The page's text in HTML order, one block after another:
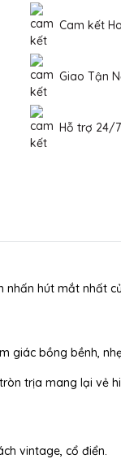
Cam kết
Giao Tận
Hỗ trợ 24/7
hút mắt nhất
giác bồng bềnh,
trịa mang lại vẻ
vintage, cổ điển.